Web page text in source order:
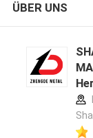
ÜBER UNS